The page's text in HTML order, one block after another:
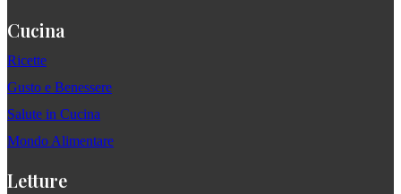
Cucina
Ricette
Gusto e Benessere
Salute in Cucina
Mondo Alimentare
Letture